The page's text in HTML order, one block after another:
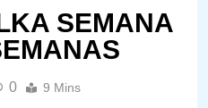
SEMANA
0 9 Mins